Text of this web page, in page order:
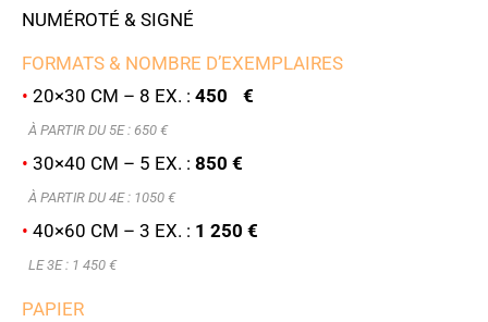
NUMÉROTÉ & SIGNÉ
FORMATS & NOMBRE D’EXEMPLAIRES
• 20×30 CM – 8 EX. : 450 €
À PARTIR DU 5E : 650 €
• 30×40 CM – 5 EX. : 850 €
À PARTIR DU 4E : 1050 €
• 40×60 CM – 3 EX. : 1 250 €
LE 3E : 1 450 €
PAPIER